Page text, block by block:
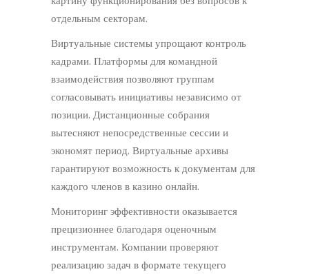
отдельным секторам.
Виртуальные системы упрощают контроль
кадрами. Платформы для командной
взаимодействия позволяют группам
согласовывать инициативы независимо от
позиции. Дистанционные собрания
вытесняют непосредственные сессии и
экономят период. Виртуальные архивы
гарантируют возможность к документам для
каждого членов в казино онлайн.
Мониторинг эффективности оказывается
прецизионнее благодаря оценочным
инструментам. Компании проверяют
реализацию задач в формате текущего